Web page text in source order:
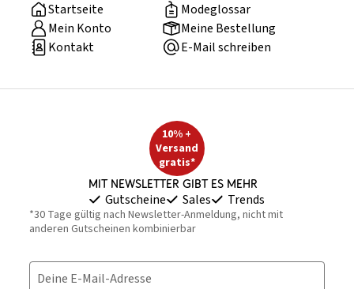
Startseite
Modeglossar
Mein Konto
Meine Bestellung
Kontakt
E-Mail schreiben
10% +
Versand
gratis*
Mit Newsletter gibt es mehr
Gutscheine Sales Trends
*30 Tage gültig nach Newsletter-Anmeldung, nicht mit
anderen Gutscheinen kombinierbar
Deine E-Mail-Adresse